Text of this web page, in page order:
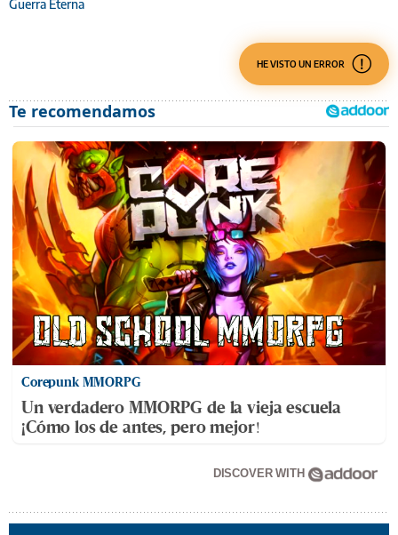
Guerra Eterna
HE VISTO UN ERROR
Corepunk MMORPG
Un verdadero MMORPG de la vieja escuela
¡Cómo los de antes, pero mejor!
DISCOVER WITH